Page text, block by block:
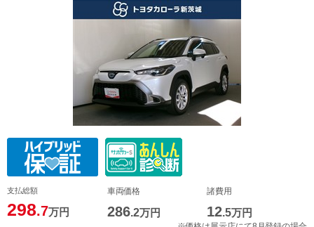
支払総額
298.7万円
車両価格
286.2万円
諸費用
12.5万円